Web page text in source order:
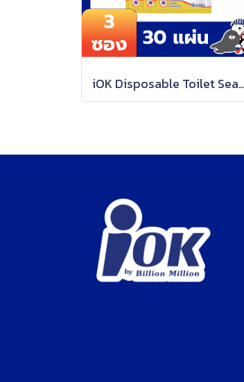
iOK Disposable Toilet Seat Cover (10 sheets/sachet) x 3 sachets